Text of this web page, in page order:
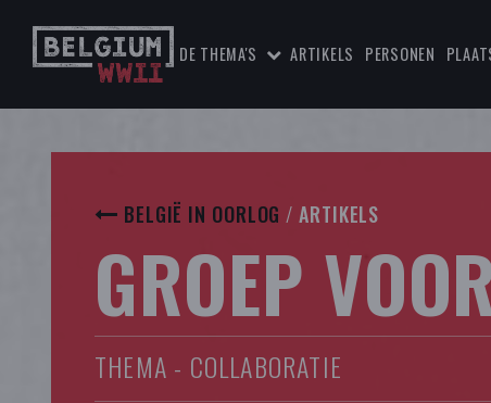
DE THEMA'S ARTIKELS PERSONEN
BELGIË IN OORLOG /ARTIKELS
GROEP
THEMA - COLLABORATIE